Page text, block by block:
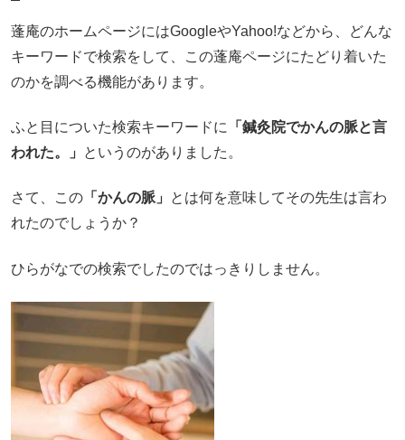
蓬庵のホームページにはGoogleやYahoo!などから、どんな
キーワードで検索をして、この蓬庵ページにたどり着いた
のかを調べる機能があります。
ふと目についた検索キーワードに
「鍼灸院でかんの脈と言
われた。」
というのがありました。
さて、この 「かんの脈」
とは何を意味してその先生は言わ
れたのでしょうか？
ひらがなでの検索でしたのではっきりしません。